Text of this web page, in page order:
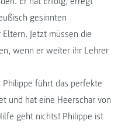
gesinnten
Jetzt müssen die
wenn er weiter ihr Lehrer
Philippe führt das perfekte
und hat eine Heerschar von
geht nichts! Philippe ist